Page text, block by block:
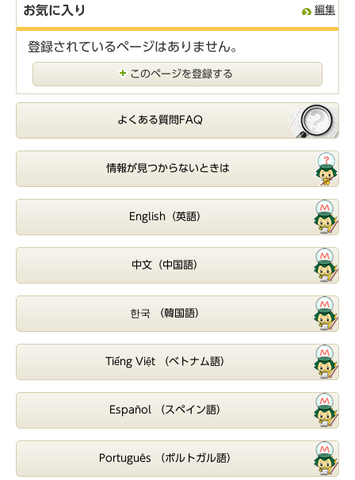
お気に入り 編集
登録されているページはありません。
このページを登録する
よくある質問FAQ
情報が見つからないときは
English（英語）
中文（中国語）
한국 （韓国語）
Tiếng Việt （ベトナム語）
Español （スペイン語）
Português （ポルトガル語）